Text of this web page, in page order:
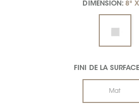
DIMENSION:8"
FINI DE LA
Mat